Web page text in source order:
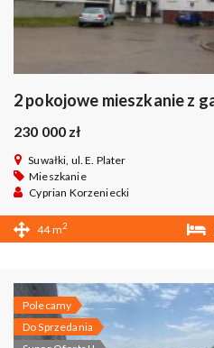
230 000 zł
Suwałki, ul. E. Plater
Mieszkanie
Cyprian Korzeniecki
44 m2
Polecamy
Do Sprzedania